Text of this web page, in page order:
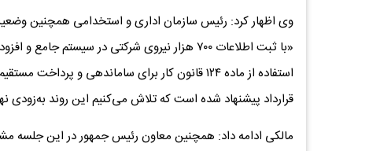
وی اظهار کرد: رئیس سازمان اداری و استخدامی همچنین
قرارداد پیشنهاد شده است که تلاش می‌کنیم این روند به‌زودی
مالکی ادامه داد: همچنین معاون رئیس جمهور در این جلسه